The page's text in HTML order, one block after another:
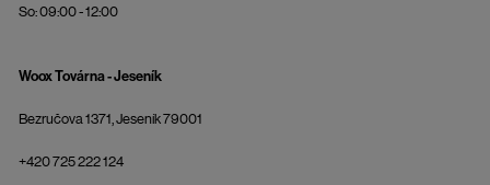
So: 09:00 - 12:00
Woox Továrna - Jeseník
Bezručova 1371, Jeseník 79001
+420 725 222 124